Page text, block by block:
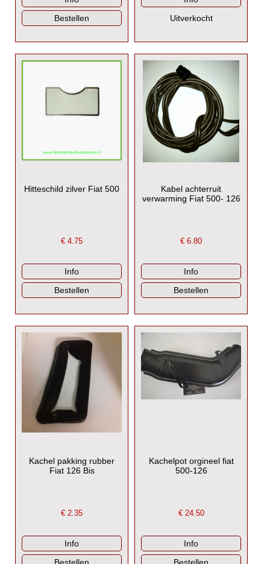
Hitteschild zilver Fiat 500
€4.75
Kabel achterruit
verwarming Fiat 500- 126
€6.80
Kachel pakking rubber
Fiat 126 Bis
€ 2.35
Kachelpot orgineel fiat
500-126
€ 24.50